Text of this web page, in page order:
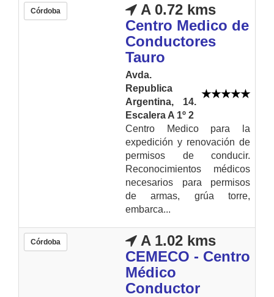
Córdoba
A 0.72 kms
Centro Medico de
Conductores
Tauro
Avda.
Republica
Argentina, 14.
Escalera A 1º 2
Centro Medico para la
expedición y renovación de
permisos de conducir.
Reconocimientos médicos
necesarios para permisos
de armas, grúa torre,
embarca...
Córdoba
A 1.02 kms
CEMECO - Centro
Médico
Conductor